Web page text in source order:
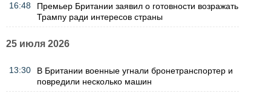
16:48
Премьер Британии заявил о готовности возражать
Трампу ради интересов страны
25 июля 2026
13:30
В Британии военные угнали бронетранспортер и
повредили несколько машин